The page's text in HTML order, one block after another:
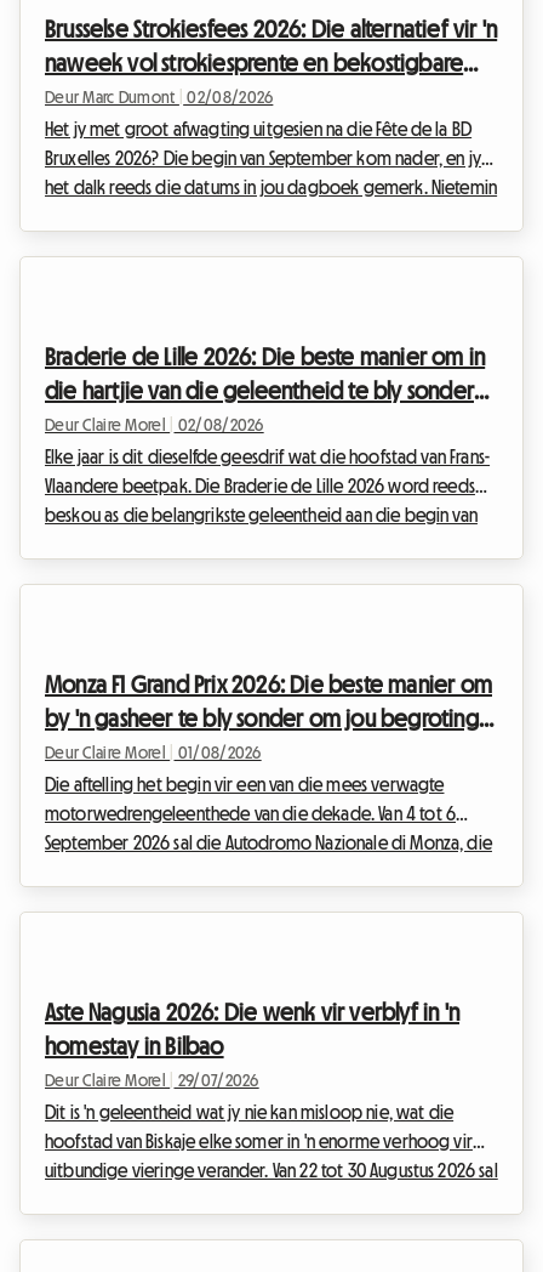
gemaklike tuiste weg van die huis te vind sonder om jou
be...
Brusselse Strokiesfees 2026: Die alternatief vir 'n
naweek vol strokiesprente en bekostigbare
verblyf op Roomlala
Deur Marc Dumont 02/08/2026
Het jy met groot afwagting uitgesien na die Fête de la BD
Bruxelles 2026? Die begin van September kom nader, en jy
het dalk reeds die datums in jou dagboek gemerk. Nietemin
Hierdie artikel verduidelik hoe om hierd...
Braderie de Lille 2026: Die beste manier om in
die hartjie van die geleentheid te bly sonder
om bankrot te gaan
Deur Claire Morel 02/08/2026
Elke jaar is dit dieselfde geesdrif wat die hoofstad van Frans-
Vlaandere beetpak. Die Braderie de Lille 2026 word reeds
beskou as die belangrikste geleentheid aan die begin van
besoekers. Om 'n plek te vind om te slaap word baie vinni...
Monza F1 Grand Prix 2026: Die beste manier om
by 'n gasheer te bly sonder om jou begroting
te oorskry
Deur Claire Morel 01/08/2026
Die aftelling het begin vir een van die mees verwagte
motorwedrengeleenthede van die dekade. Van 4 tot 6
September 2026 sal die Autodromo Nazionale di Monza, die
die reis vinnig in 'n uitdaging ontaard, veral wanneer dit kom
b...
Aste Nagusia 2026: Die wenk vir verblyf in 'n
homestay in Bilbao
Deur Claire Morel 29/07/2026
Dit is 'n geleentheid wat jy nie kan misloop nie, wat die
hoofstad van Biskaje elke somer in 'n enorme verhoog vir
uitbundige vieringe verander. Van 22 tot 30 Augustus 2026 sal